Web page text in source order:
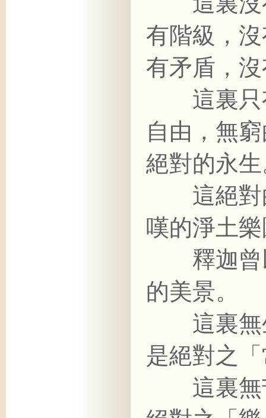
有階級，
有矛盾，
這裏只
自由，無
絕對的永
這絕對
嘆的淨土
釋迦曾
的美景。
這裏無
是絕對之
這裏無